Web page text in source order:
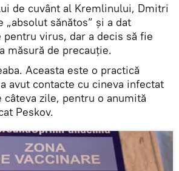
de cuvânt al Kremlinului, Dmitri
„absolut sănătos” și a dat
virus, dar a decis să fie
măsură de precauție.
Aceasta este o practică
avut contacte cu cineva infectat
zile, pentru o anumită
Peskov.